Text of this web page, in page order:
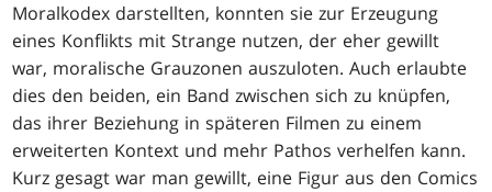
Moralkodex darstellten, konnten sie zur Erzeugung
eines Konflikts mit Strange nutzen, der eher gewillt
war, moralische Grauzonen auszuloten. Auch erlaubte
dies den beiden, ein Band zwischen sich zu knüpfen,
das ihrer Beziehung in späteren Filmen zu einem
erweiterten Kontext und mehr Pathos verhelfen kann.
Kurz gesagt war man gewillt, eine Figur aus den Comics